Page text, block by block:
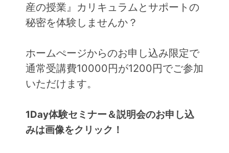
産の授業』カリキュラムとサポートの
秘密を体験しませんか？
ホームぺージからのお申し込み限定で
通常受講費10000円が1200円でご参加
いただけます。
1Day体験セミナー＆説明会のお申し込
みは画像をクリック！